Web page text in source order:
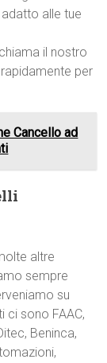
alle tue
il nostro
per
Cancello ad
altre
sempre
su
ci sono FAAC,
Beninca,